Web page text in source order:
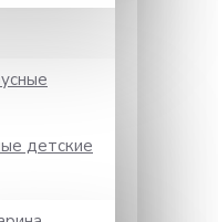
детские